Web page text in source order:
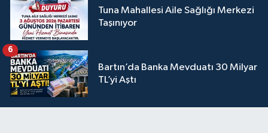
Tuna Mahallesi Aile Sağlığı Merkezi
Taşınıyor
Bartın’da Banka Mevduatı 30 Milyar
TL’yi Aştı
6